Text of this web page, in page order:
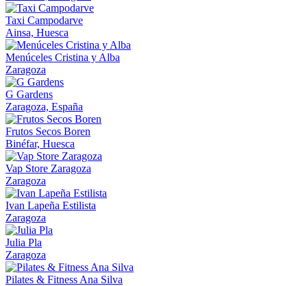
Taxi Campodarve
Ainsa, Huesca
Menúceles Cristina y Alba
Zaragoza
G Gardens
Zaragoza, España
Frutos Secos Boren
Binéfar, Huesca
Vap Store Zaragoza
Zaragoza
Ivan Lapeña Estilista
Zaragoza
Julia Pla
Zaragoza
Pilates & Fitness Ana Silva